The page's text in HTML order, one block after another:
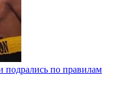
по правилам